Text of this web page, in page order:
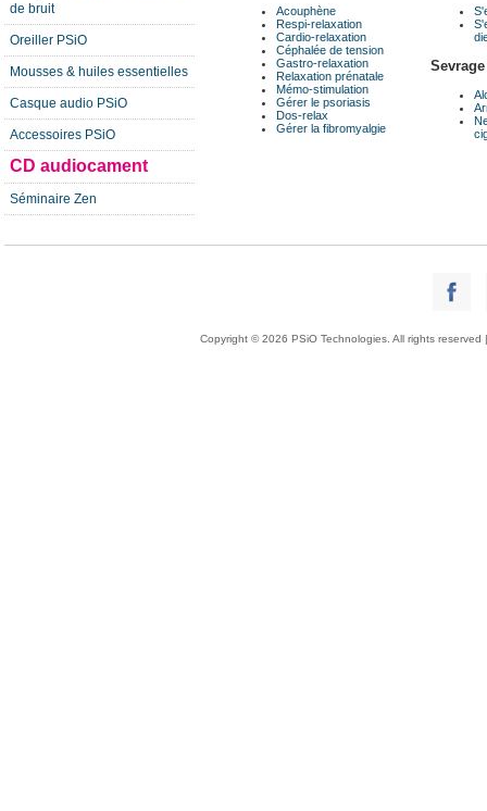
de bruit
Oreiller PSiO
Mousses & huiles essentielles
Casque audio PSiO
Accessoires PSiO
CD audiocament
Séminaire Zen
Acouphène
Respi-relaxation
Cardio-relaxation
Céphalée de tension
Gastro-relaxation
Relaxation prénatale
Mémo-stimulation
Gérer le psoriasis
Dos-relax
Gérer la fibromyalgie
Copyright © 2026 PSiO Technologies. All rights reserved